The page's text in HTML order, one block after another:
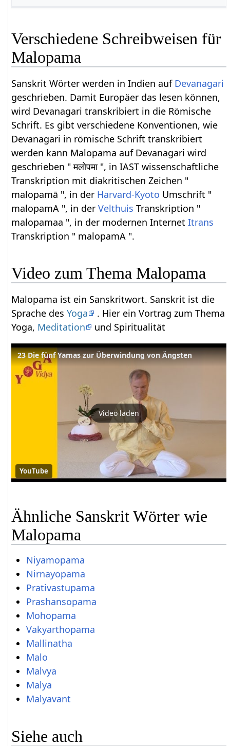
Verschiedene Schreibweisen für
Malopama
Sanskrit Wörter werden in Indien auf Devanagari
geschrieben. Damit Europäer das lesen können,
wird Devanagari transkribiert in die Römische
Schrift. Es gibt verschiedene Konventionen, wie
Devanagari in römische Schrift transkribiert
werden kann Malopama auf Devanagari wird
geschrieben " मलोपमा ", in IAST wissenschaftliche
Transkription mit diakritischen Zeichen "
malopamā ", in der Harvard-Kyoto Umschrift "
malopamA ", in derVelthuis Transkription "
malopamaa ", in der modernen InternetItrans
Transkription " malopamA ".
Video zum Thema Malopama
Malopama ist ein Sanskritwort. Sanskrit ist die
Sprache desYoga
. Hier ein Vortrag zum Thema
Yoga, Meditation und Spiritualität
23 Die fünf Yamas zur Überwindung von Ängsten
Video laden
YouTube
Ähnliche Sanskrit Wörter wie
Malopama
Niyamopama
Nirnayopama
Prativastupama
Prashansopama
Mohopama
Vakyarthopama
Mallinatha
Malo
Malvya
Malya
Malyavant
Siehe auch